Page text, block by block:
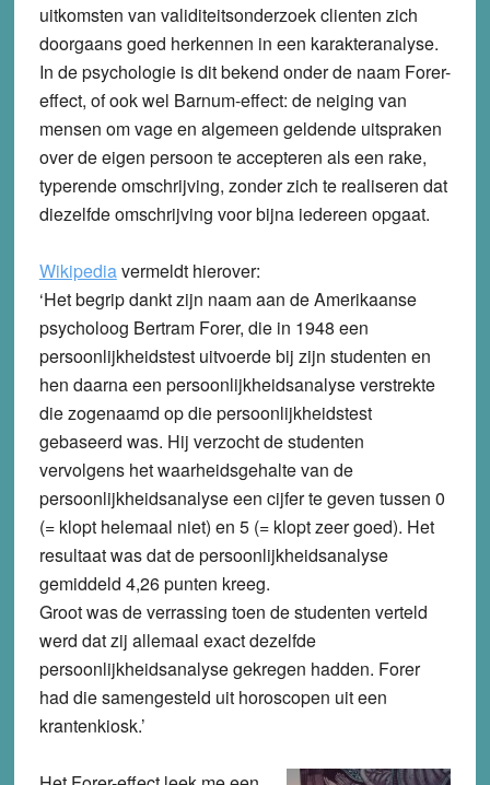
uitkomsten van validiteitsonderzoek clienten zich
doorgaans goed herkennen in een karakteranalyse.
In de psychologie is dit bekend onder de naam Forer-
effect, of ook wel Barnum-effect: de neiging van
mensen om vage en algemeen geldende uitspraken
over de eigen persoon te accepteren als een rake,
typerende omschrijving, zonder zich te realiseren dat
diezelfde omschrijving voor bijna iedereen opgaat.
Wikipediavermeldt hierover:
‘Het begrip dankt zijn naam aan de Amerikaanse
psycholoog Bertram Forer, die in 1948 een
persoonlijkheidstest uitvoerde bij zijn studenten en
hen daarna een persoonlijkheidsanalyse verstrekte
die zogenaamd op die persoonlijkheidstest
gebaseerd was. Hij verzocht de studenten
vervolgens het waarheidsgehalte van de
persoonlijkheidsanalyse een cijfer te geven tussen 0
(= klopt helemaal niet) en 5 (= klopt zeer goed). Het
resultaat was dat de persoonlijkheidsanalyse
gemiddeld 4,26 punten kreeg.
Groot was de verrassing toen de studenten verteld
werd dat zij allemaal exact dezelfde
persoonlijkheidsanalyse gekregen hadden. Forer
had die samengesteld uit horoscopen uit een
krantenkiosk.’